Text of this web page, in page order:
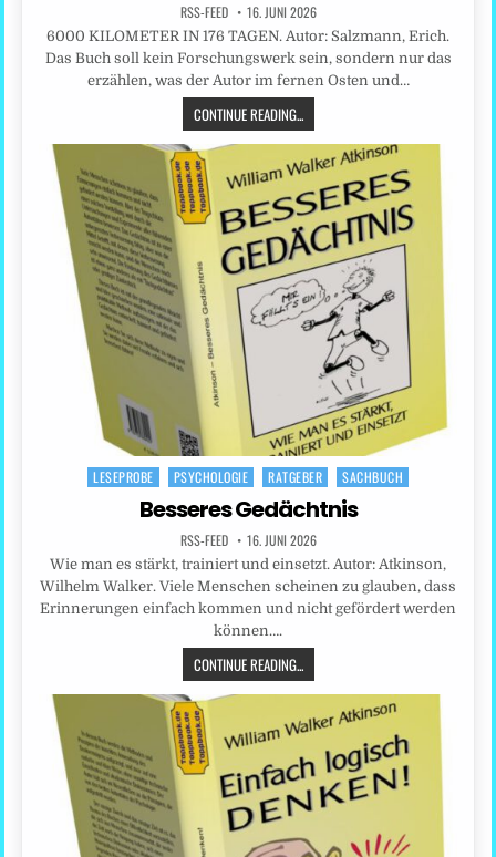
RSS-FEED 16. JUNI 2026
6000 KILOMETER IN 176 TAGEN. Autor: Salzmann, Erich.
Das Buch soll kein Forschungswerk sein, sondern nur das
erzählen, was der Autor im fernen Osten und…
CONTINUE READING...
Posted
LESEPROBE PSYCHOLOGIE RATGEBER SACHBUCH
Besseres Gedächtnis
RSS-FEED 16. JUNI 2026
Wie man es stärkt, trainiert und einsetzt. Autor: Atkinson,
Wilhelm Walker. Viele Menschen scheinen zu glauben, dass
Erinnerungen einfach kommen und nicht gefördert werden
können….
CONTINUE READING...